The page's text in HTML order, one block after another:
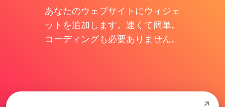
あなたのウェブサイトにウィジェ
ットを追加します。速くて簡単。
コーディングも必要ありません。